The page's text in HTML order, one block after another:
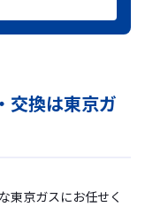
交換は東京ガ
東京ガスにお任せく